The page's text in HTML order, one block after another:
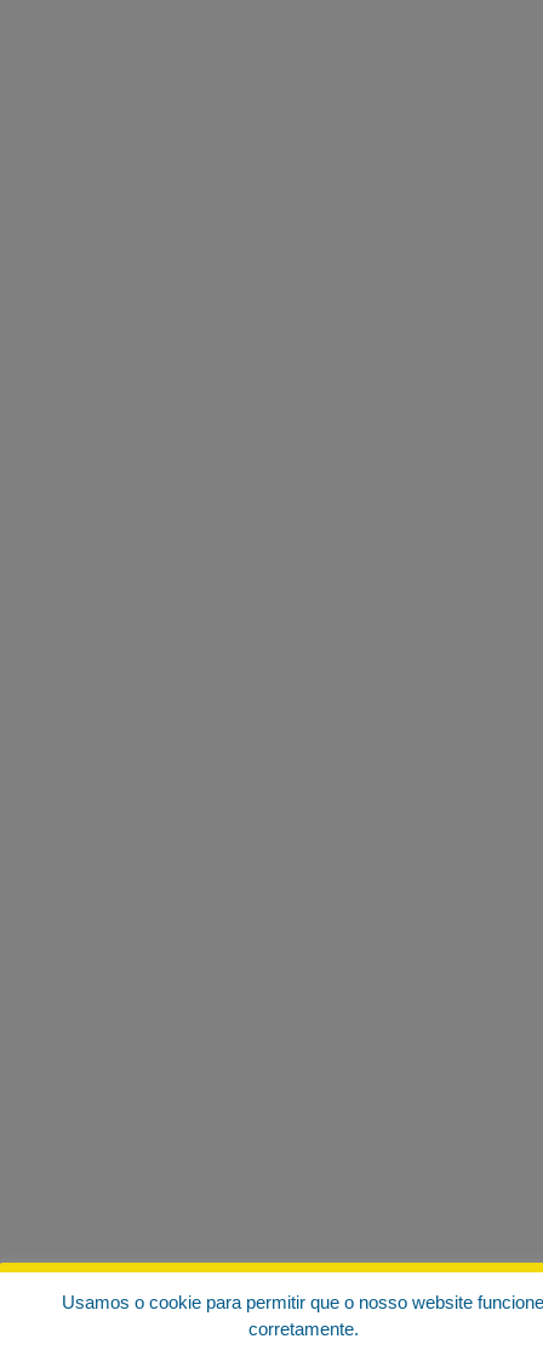
Usamos o cookie para permitir que o nosso website funcione
corretamente.